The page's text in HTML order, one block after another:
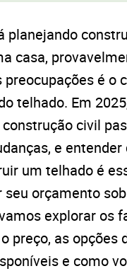
planejando
casa,
preocupações é o
telhado. Em
civil
e entender
um telhado é
seu orçamento
explorar os
preço, as opções
e como